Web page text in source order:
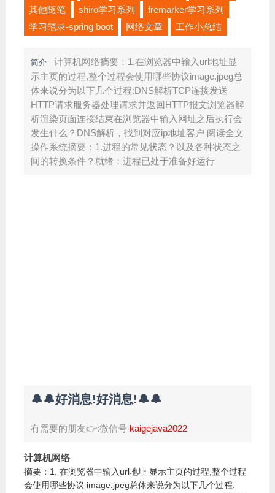
其他随笔
shiro学习系列
fremarker学习系列
学习笔录-spring boot
网络文章 工作小总结
简介
计算机网络摘要：1.在浏览器中输入url地址显
示主页的过程,整个过程会使用哪些协议image.jpeg总
体来说分为以下几个过程:DNS解析TCP连接发送
HTTP请求服务器处理请求并返回HTTP报文浏览器解
析渲染页面连接结束在浏览器中输入网址之后执行会
发生什么？DNS解析，找到对应ip地址客户 阅读全文
操作系统摘要：1.进程的常见状态？以及各种状态之
间的转换条件？就绪：进程已处于准备好运行
🔔🔔好消息!好消息!🔔🔔
有需要的朋友👉:微信号 kaigejava2022
计算机网络
摘要：1. 在浏览器中输入url地址 显示主页的过程,整个过程
会使用哪些协议 image.jpeg总体来说分为以下几个过程: